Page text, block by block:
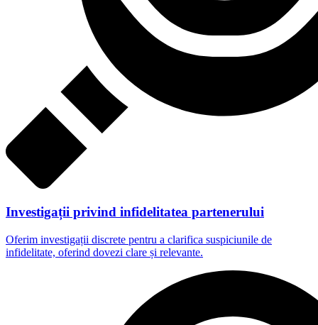
Investigații privind infidelitatea partenerului
Oferim investigații discrete pentru a clarifica suspiciunile de
infidelitate, oferind dovezi clare și relevante.